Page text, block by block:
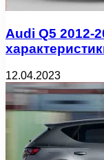
Audi Q5 2012-
12.04.2023